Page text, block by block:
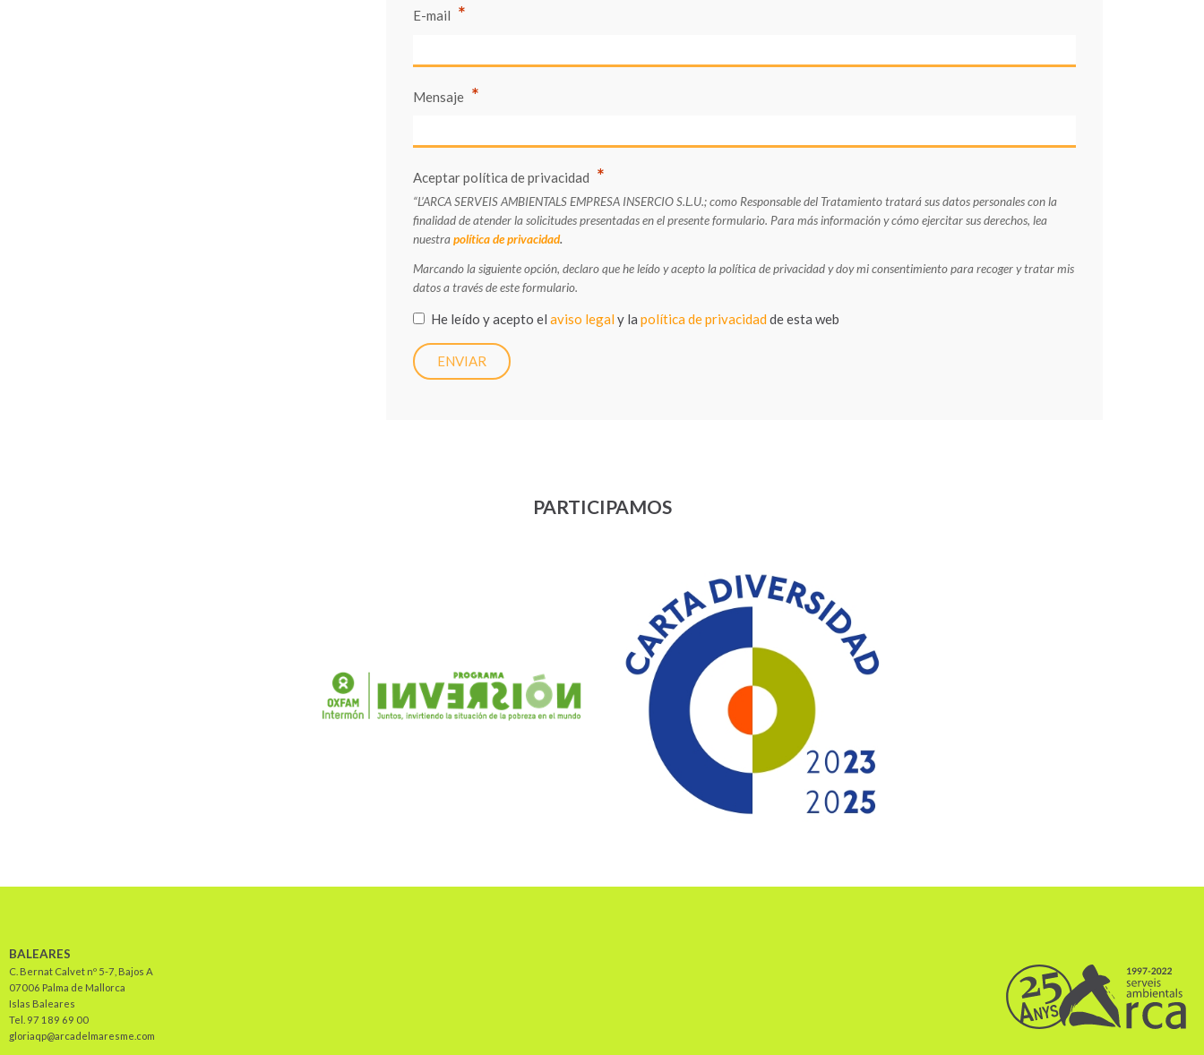
E-mail *
Mensaje *
Aceptar política de privacidad *
“L’ARCA SERVEIS AMBIENTALS EMPRESA INSERCIO S.L.U.; como Responsable del Tratamiento tratará sus datos personales con la
finalidad de atender la solicitudes presentadas en el presente formulario. Para más información y cómo ejercitar sus derechos, lea
nuestrapolítica de privacidad.
Marcando la siguiente opción, declaro que he leído y acepto la política de privacidad y doy mi consentimiento para recoger y tratar mis
datos a través de este formulario.
He leído y acepto el aviso legaly la política de privacidadde esta web
PARTICIPAMOS
BALEARES
C. Bernat Calvet nº 5-7, Bajos A
07006 Palma de Mallorca
Islas Baleares
Tel. 97 189 69 00
gloriaqp@arcadelmaresme.com